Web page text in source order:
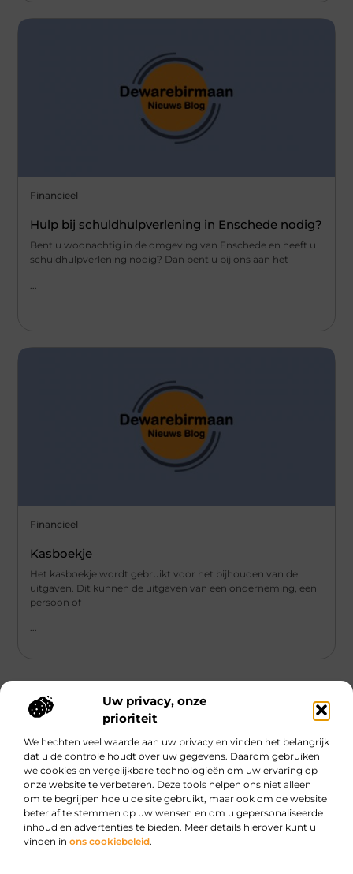
Uw privacy, onze
prioriteit
We hechten veel waarde aan uw privacy en vinden het belangrijk
dat u de controle houdt over uw gegevens. Daarom gebruiken
we cookies en vergelijkbare technologieën om uw ervaring op
onze website te verbeteren. Deze tools helpen ons niet alleen
om te begrijpen hoe u de site gebruikt, maar ook om de website
beter af te stemmen op uw wensen en om u gepersonaliseerde
inhoud en advertenties te bieden. Meer details hierover kunt u
vinden in ons cookiebeleid.
Financieel
Hulp bij schuldhulpverlening in Enschede nodig?
Bent u woonachtig in de omgeving van Enschede en heeft u
schuldhulpverlening nodig? Dan bent u bij ons aan het
Financieel
Kasboekje
Het kasboekje wordt gebruikt voor het bijhouden van de
uitgaven. Dit kunnen de uitgaven van een onderneming, een
persoon of
...
Main Links
Dagelijkse verhalen, oneindige inspiratie.